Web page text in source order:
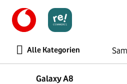
Alle Kategorien
Galaxy A8